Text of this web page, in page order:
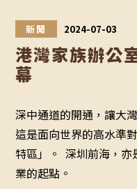
司新聞 2024-07-03
港灣家族辦公
幕
深中通道的開通，讓大
這是面向世界的高水準
特區」。 ‍ 深圳前海，
業的起點。